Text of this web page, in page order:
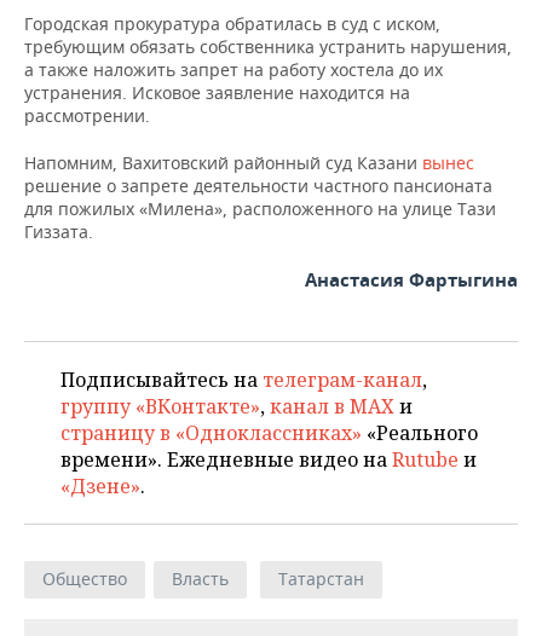
ХОККЕЙ С МЯЧОМ
ПРОИСШЕСТВИЯ
Городская прокуратура обратилась в суд с иском,
требующим обязать собственника устранить нарушения,
а также наложить запрет на работу хостела до их
устранения. Исковое заявление находится на
рассмотрении.
Напомним, Вахитовский районный суд Казани вынес
решение о запрете деятельности частного пансионата
для пожилых «Милена», расположенного на улице Тази
Гиззата.
Анастасия Фартыгина
Подписывайтесь на телеграм-канал,
группу «ВКонтакте»,канал в MAXи
страницу в «Одноклассниках» «Реального
времени». Ежедневные видео наRutube и
«Дзене».
Общество Власть Татарстан